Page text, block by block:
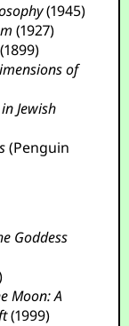
(1945)
(1927)
(1899)
of
Jewish
(Penguin
Goddess
Moon: A
(1999)